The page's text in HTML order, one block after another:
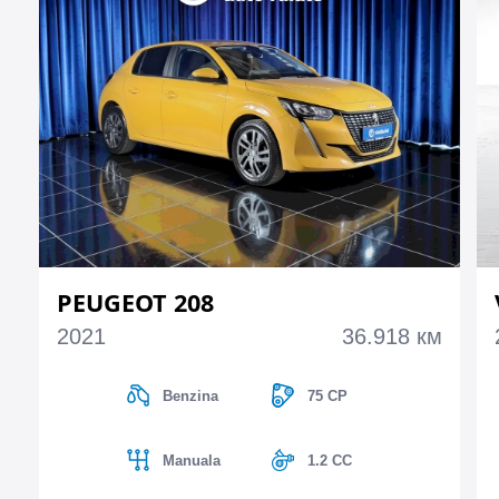
PEUGEOT 208
2021 36.918 км
Benzina 75 CP
Manuala 1.2 CC